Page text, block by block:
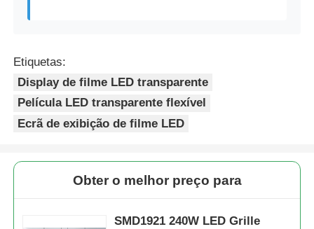
Etiquetas:
Display de filme LED transparente
Película LED transparente flexível
Ecrã de exibição de filme LED
Obter o melhor preço para
SMD1921 240W LED Grille